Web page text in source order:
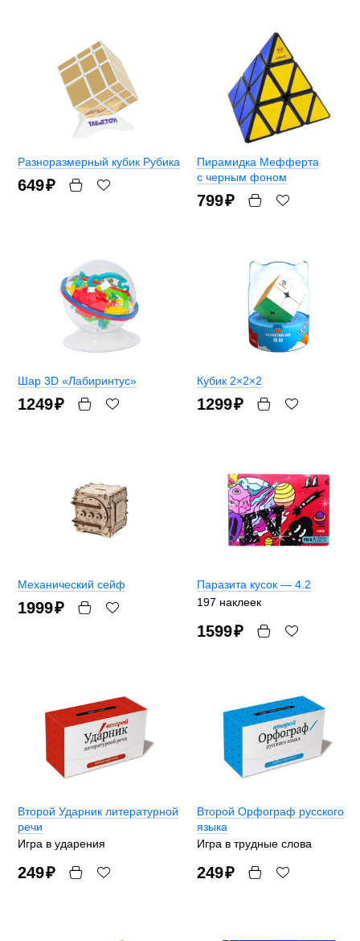
Разноразмерный кубик Рубика
649₽
Пирамидка Мефферта
с черным фоном
799₽
Шар 3D «Лабиринтус»
1249₽
Кубик 2×2×2
1299₽
Механический сейф
1999₽
Паразита кусок — 4.2
197 наклеек
1599₽
Второй Ударник литературной
речи
Игра в ударения
249₽
Второй Орфограф русского
языка
Игра в трудные слова
249₽